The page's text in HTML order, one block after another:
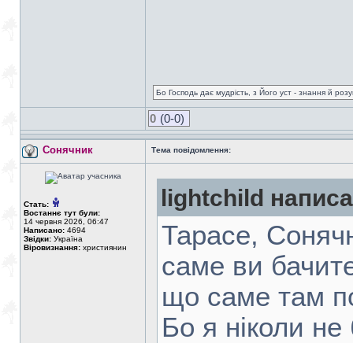
Бо Господь дає мудрість, з Його уст - знання й
0 (0-0)
Сонячник Тема повідомлення:
Стать:
Востаннє тут були:
14 червня 2026, 06:47
Написано: 4694
Звідки: Україна
Віровизнання: християнин
lightchild
Тарасе,
саме ви
що саме там
Бо я ніколи не